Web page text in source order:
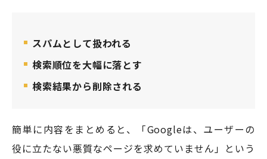
スパムとして扱われる
検索順位を大幅に落とす
検索結果から削除される
簡単に内容をまとめると、「Googleは、ユーザーの
役に立たない悪質なページを求めていません」という